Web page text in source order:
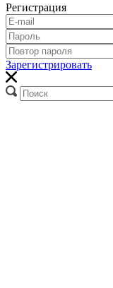
Регистрация
Зарегистрировать